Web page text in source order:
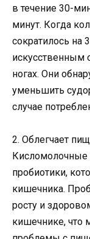
в течение 30-
минут. Когда
сократилось на
искусственным
ногах. Они
уменьшить
случае
2. Облегчает
пробиотики,
кишечника.
росту и
кишечнике, что